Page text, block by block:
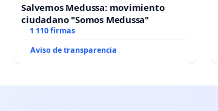
Salvemos Medussa: movimiento
ciudadano "Somos Medussa"
1 110 firmas
Aviso de transparencia